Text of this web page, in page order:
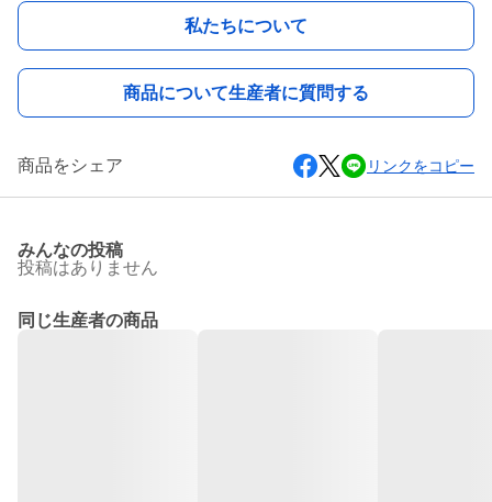
私たちについて
商品について生産者に質問する
商品をシェア リンクをコピー
みんなの投稿
投稿はありません
同じ生産者の商品